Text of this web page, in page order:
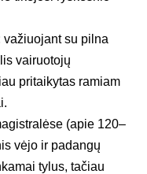
važiuojant su pilna
vairuotojų
pritaikytas ramiam
(apie 120–
vėjo ir padangų
tylus, tačiau